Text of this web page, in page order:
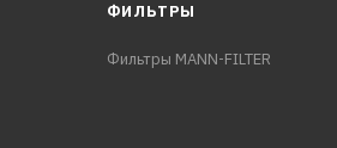
ФИЛЬТРЫ
Фильтры MANN-FILTER